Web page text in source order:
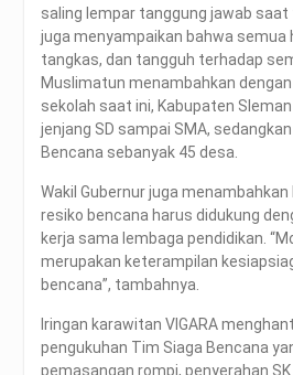
saling lempar tanggung jawab saat
juga menyampaikan bahwa semua
tangkas, dan tangguh terhadap
Muslimatun menambahkan
sekolah saat ini, Kabupaten
jenjang SD sampai SMA,
Bencana sebanyak 45 desa.
Wakil Gubernur juga
resiko bencana harus didukung
kerja sama lembaga pendidikan.
merupakan keterampilan
bencana”, tambahnya.
Iringan karawitan VIGARA
pengukuhan Tim Siaga Bencana
pemasangan rompi, penyerahan